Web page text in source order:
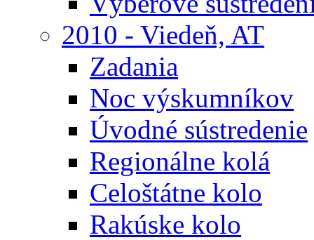
2010 - Viedeň, AT
Zadania
Noc výskumníkov
Úvodné sústredenie
Regionálne kolá
Celoštátne kolo
Rakúske kolo